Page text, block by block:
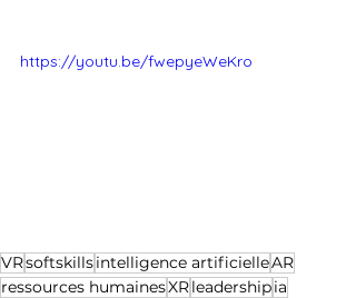
https://youtu.be/fwepyeWeKro
VRsoftskillsintelligence artificielleAR
ressources humainesXRleadershipia